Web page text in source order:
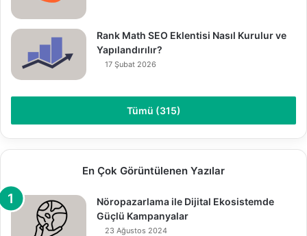
Rank Math SEO Eklentisi Nasıl Kurulur ve
Yapılandırılır?
17 Şubat 2026
Tümü (315)
En Çok Görüntülenen Yazılar
Nöropazarlama ile Dijital Ekosistemde
Güçlü Kampanyalar
23 Ağustos 2024